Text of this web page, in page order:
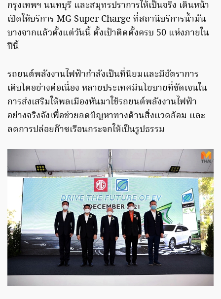
กรุงเทพฯ นนทบุรี และสมุทรปราการให้เป็นจริง เดินหน้า
เปิดให้บริการ MG Super Charge ที่สถานีบริการน้ำมัน
บางจากแล้วตั้งแต่วันนี้ ตั้งเป้าติดตั้งครบ 50 แห่งภายใน
ปีนี้
รถยนต์พลังงานไฟฟ้ากำลังเป็นที่นิยมและมีอัตราการ
เติบโตอย่างต่อเนื่อง หลายประเทศมีนโยบายที่ชัดเจนใน
การส่งเสริมให้พลเมืองหันมาใช้รถยนต์พลังงานไฟฟ้า
อย่างจริงจังเพื่อช่วยลดปัญหาทางด้านสิ่งแวดล้อม และ
ลดการปล่อยก๊าซเรือนกระจกให้เป็นรูปธรรม